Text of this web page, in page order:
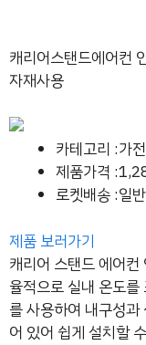
캐리어스탠드에어컨
자재사용
카테고리 :가
제품가격
로켓배송 :일
제품 보러가기
캐리어 스탠드 에어
율적으로 실내 온도
를 사용하여 내구성
어 있어 쉽게 설치할